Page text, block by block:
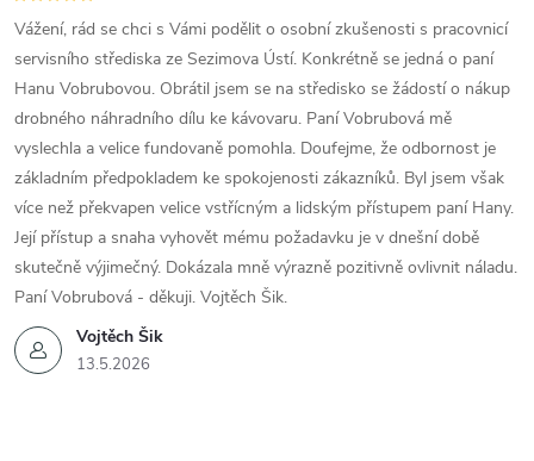
Vojtěch Šik
13.5.2026
Vážení, rád se chci s Vámi podělit o osobní zkušenosti s pracovnicí
servisního střediska ze Sezimova Ústí. Konkrétně se jedná o paní
Hanu Vobrubovou. Obrátil jsem se na středisko se žádostí o nákup
drobného náhradního dílu ke kávovaru. Paní Vobrubová mě
vyslechla a velice fundovaně pomohla. Doufejme, že odbornost je
základním předpokladem ke spokojenosti zákazníků. Byl jsem však
více než překvapen velice vstřícným a lidským přístupem paní Hany.
Její přístup a snaha vyhovět mému požadavku je v dnešní době
skutečně výjimečný. Dokázala mně výrazně pozitivně ovlivnit náladu.
Paní Vobrubová - děkuji. Vojtěch Šik.